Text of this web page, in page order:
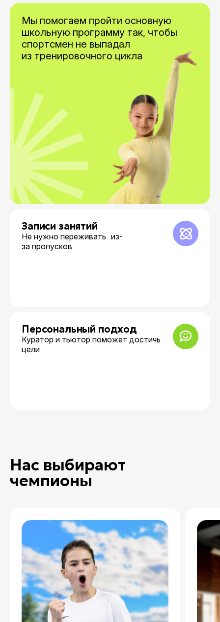
Мы помогаем пройти основную
школьную программу так, чтобы
спортсмен не выпадал
из тренировочного цикла
Записи занятий
Не нужно переживать из-
за пропусков
Персональный подход
Куратор и тьютор поможет достичь
цели
Нас выбирают
чемпионы